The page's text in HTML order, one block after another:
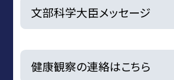
文部科学大臣メッセージ
健康観察の連絡はこちら